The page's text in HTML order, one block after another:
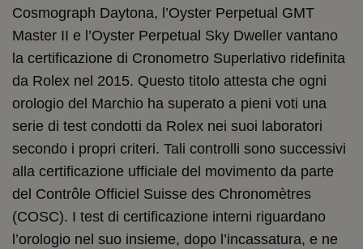
Cosmograph Daytona, l’Oyster Perpetual GMT
Master II e l’Oyster Perpetual Sky Dweller vantano
la certificazione di Cronometro Superlativo ridefinita
da Rolex nel 2015. Questo titolo attesta che ogni
orologio del Marchio ha superato a pieni voti una
serie di test condotti da Rolex nei suoi laboratori
secondo i propri criteri. Tali controlli sono successivi
alla certificazione ufficiale del movimento da parte
del Contrôle Officiel Suisse des Chronomètres
(COSC). I test di certificazione interni riguardano
l’orologio nel suo insieme, dopo l’incassatura, e ne